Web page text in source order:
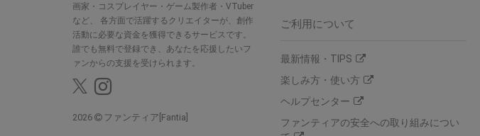
ご利用について
最新情報・TIPS
楽しみ方・使い方
ヘルプセンター
ファンティアの安全への取り組みについ
画家・コスプレイヤー・ゲーム製作者・VTuber
など、 各方面で活躍するクリエイターが、創作
活動に必要な資金を獲得できるサービスです。
誰でも無料で登録でき、あなたを応援したいフ
ァンからの支援を受けられます。
2026 ファンティア[Fantia]